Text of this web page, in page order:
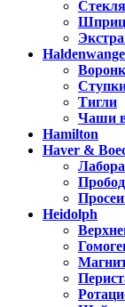
Тигли
Чаши
Hamilton
Haver &
Heidolph